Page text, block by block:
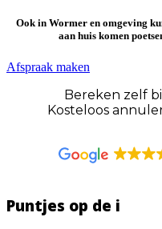
Ook in Wormer en omgeving
aan huis komen
Afspraak maken
Bereken zelf
Kosteloos
Puntjes op de i